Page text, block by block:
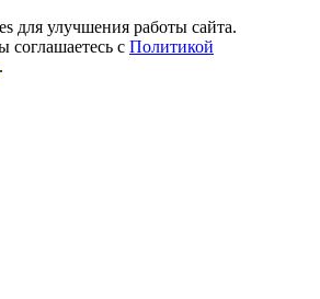
для улучшения работы сайта.
соглашаетесь с Политикой
.